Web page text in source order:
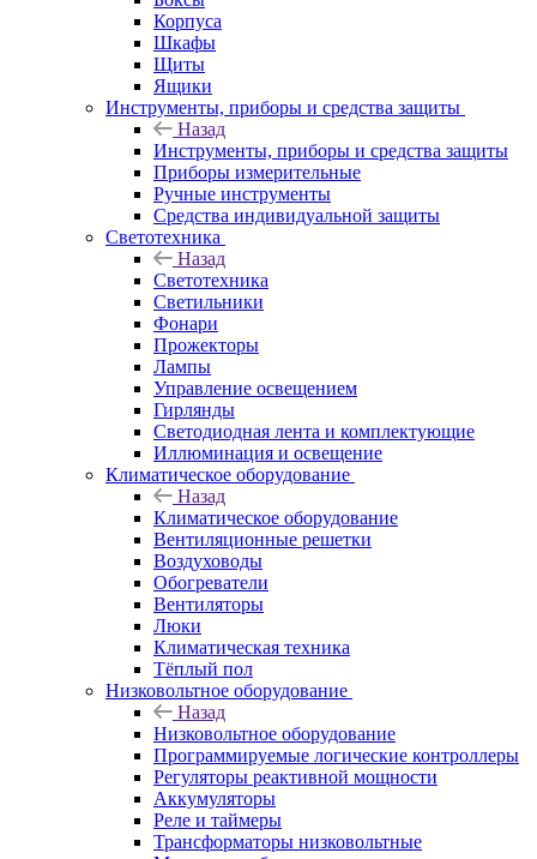
Корпуса
Шкафы
Щиты
Ящики
Инструменты, приборы и средства защиты
Назад
Инструменты, приборы и средства защиты
Приборы измерительные
Ручные инструменты
Средства индивидуальной защиты
Светотехника
Назад
Светотехника
Светильники
Фонари
Прожекторы
Лампы
Управление освещением
Гирлянды
Светодиодная лента и комплектующие
Иллюминация и освещение
Климатическое оборудование
Назад
Климатическое оборудование
Вентиляционные решетки
Воздуховоды
Обогреватели
Вентиляторы
Люки
Климатическая техника
Тёплый пол
Низковольтное оборудование
Назад
Низковольтное оборудование
Программируемые логические контроллеры
Регуляторы реактивной мощности
Аккумуляторы
Реле и таймеры
Трансформаторы низковольтные